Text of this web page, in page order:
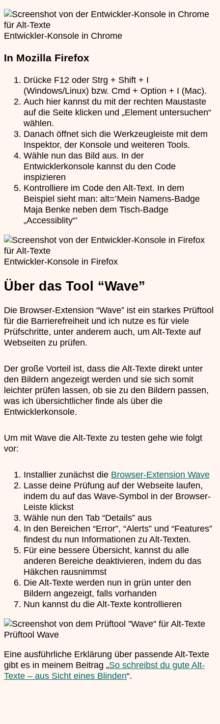
Entwickler-Konsole in Chrome
In Mozilla Firefox
Drücke F12 oder Strg + Shift + I
(Windows/Linux) bzw. Cmd + Option + I (Mac).
Auch hier kannst du mit der rechten Maustaste
auf die Seite klicken und „Element untersuchen“
wählen.
Danach öffnet sich die Werkzeugleiste mit dem
Inspektor, der Konsole und weiteren Tools.
Wähle nun das Bild aus. In der
Entwicklerkonsole kannst du den Code
inspizieren
Kontrolliere im Code den Alt-Text. In dem
Beispiel sieht man: alt=’Mein Namens-Badge
Maja Benke neben dem Tisch-Badge
„Accessiblity“’
Entwickler-Konsole in Firefox
Über das Tool “Wave”
Die Browser-Extension “Wave” ist ein starkes Prüftool
für die Barrierefreiheit und ich nutze es für viele
Prüfschritte, unter anderem auch, um Alt-Texte auf
Webseiten zu prüfen.
Der große Vorteil ist, dass die Alt-Texte direkt unter
den Bildern angezeigt werden und sie sich somit
leichter prüfen lassen, ob sie zu den Bildern passen,
was ich übersichtlicher finde als über die
Entwicklerkonsole.
Um mit Wave die Alt-Texte zu testen gehe wie folgt
vor:
Installier zunächst die Browser-Extension Wave
Lasse deine Prüfung auf der Webseite laufen,
indem du auf das Wave-Symbol in der Browser-
Leiste klickst
Wähle nun den Tab “Details” aus
In den Bereichen “Error”, “Alerts” und “Features”
findest du nun Informationen zu Alt-Texten.
Für eine bessere Übersicht, kannst du alle
anderen Bereiche deaktivieren, indem du das
Häkchen rausnimmst
Die Alt-Texte werden nun in grün unter den
Bildern angezeigt, falls vorhanden
Nun kannst du die Alt-Texte kontrollieren
Prüftool Wave
Eine ausführliche Erklärung über passende Alt-Texte
gibt es in meinem Beitrag „So schreibst du gute Alt-
Texte – aus Sicht eines Blinden“.